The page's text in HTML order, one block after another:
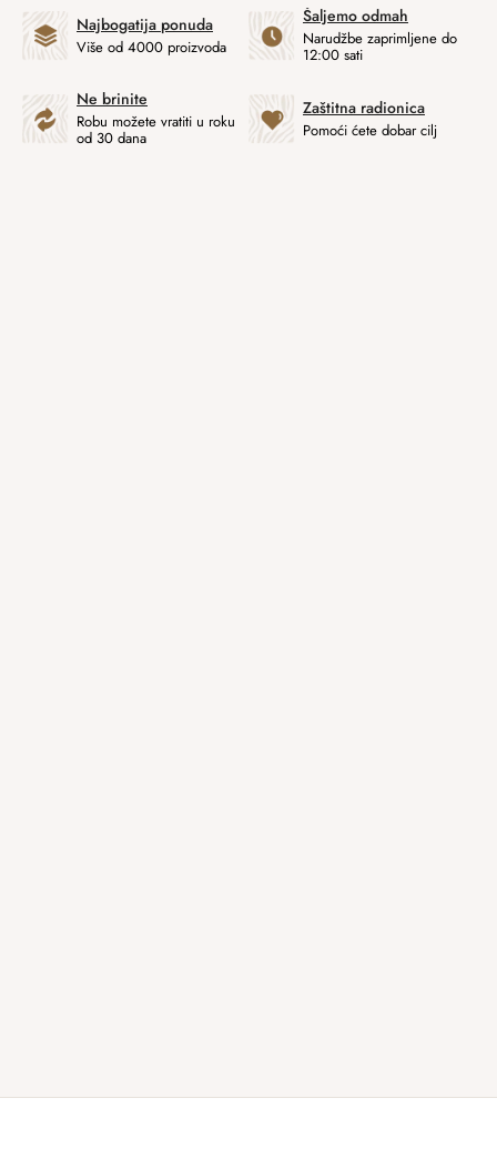
Najbogatija ponuda
Više od 4000 proizvoda
Šaljemo odmah
Narudžbe zaprimljene do
12:00 sati
Ne brinite
Robu možete vratiti u roku
od 30 dana
Zaštitna radionica
Pomoći ćete dobar cilj